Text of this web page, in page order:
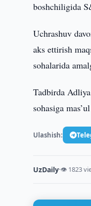
boshchiligida
Uchrashuv
aks ettirish
sohalarida
Tadbirda
sohasiga
Ulashish:
UzDaily·👁 1823